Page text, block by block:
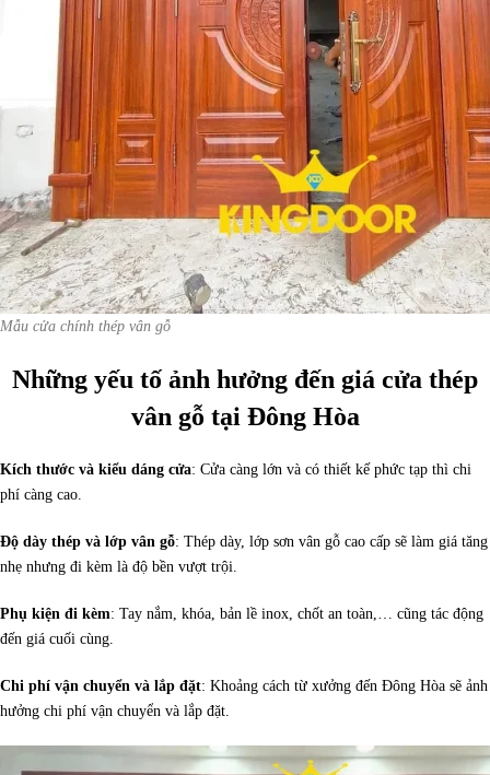
Mẫu cửa chính thép vân gỗ
Những yếu tố ảnh hưởng đến giá cửa thép
vân gỗ tại Đông Hòa
Kích thước và kiểu dáng cửa: Cửa càng lớn và có thiết kế phức tạp thì chi
phí càng cao.
Độ dày thép và lớp vân gỗ: Thép dày, lớp sơn vân gỗ cao cấp sẽ làm giá tăng
nhẹ nhưng đi kèm là độ bền vượt trội.
Phụ kiện đi kèm: Tay nắm, khóa, bản lề inox, chốt an toàn,… cũng tác động
đến giá cuối cùng.
Chi phí vận chuyển và lắp đặt: Khoảng cách từ xưởng đến Đông Hòa sẽ ảnh
hưởng chi phí vận chuyển và lắp đặt.